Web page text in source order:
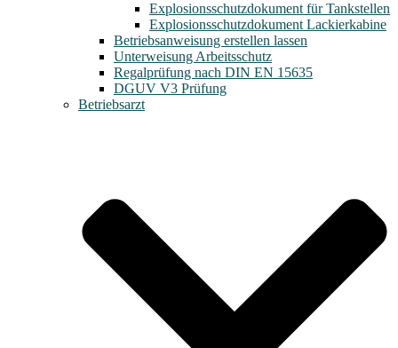
Explosionsschutzdokument für Tankstellen
Explosionsschutzdokument Lackierkabine
Betriebsanweisung erstellen lassen
Unterweisung Arbeitsschutz
Regalprüfung nach DIN EN 15635
DGUV V3 Prüfung
Betriebsarzt